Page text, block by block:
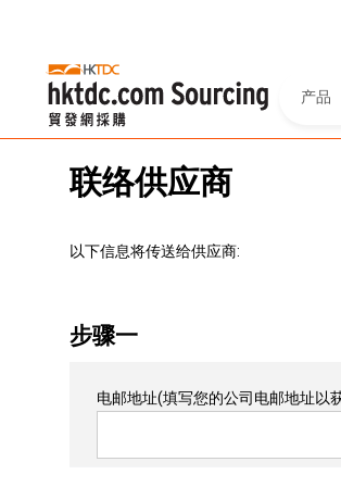
产品
联络供应商
以下信息将传送给供应商:
步骤一
电邮地址(填写您的公司电邮地址以